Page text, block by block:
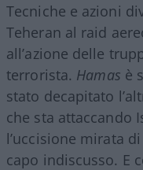
Tecniche e azioni
Teheran al raid
all’azione delle
terrorista. Hamas è
stato decapitato
che sta attaccando
l’uccisione mirata di
capo indiscusso. E